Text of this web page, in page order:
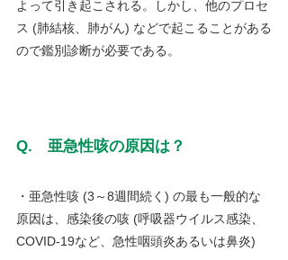
よって引き起こされる。しかし、他のプロセ
ス (肺結核、肺がん) などで起こることがある
ので鑑別診断が必要である。
Q.　亜急性咳の原因は？
・亜急性咳 (3～8週間続く) の最も一般的な
原因は、感染後の咳 (呼吸器ウイルス感染、
COVID-19など、急性咽頭炎あるいは鼻炎)